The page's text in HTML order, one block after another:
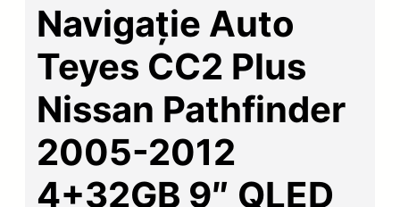
Navigație Auto
Teyes CC2 Plus
Nissan Pathfinder
2005-2012
4+32GB 9″ QLED